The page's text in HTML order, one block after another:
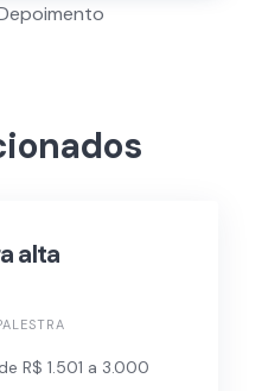
alta
R$ 1.501 a 3.000